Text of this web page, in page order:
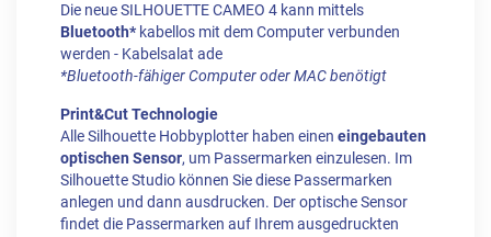
Die neue SILHOUETTE CAMEO 4 kann mittels
Bluetooth* kabellos mit dem Computer verbunden
werden - Kabelsalat ade
*Bluetooth-fähiger Computer oder MAC benötigt
Print&Cut Technologie
Alle Silhouette Hobbyplotter haben einen eingebauten
optischen Sensor, um Passermarken einzulesen. Im
Silhouette Studio können Sie diese Passermarken
anlegen und dann ausdrucken. Der optische Sensor
findet die Passermarken auf Ihrem ausgedruckten